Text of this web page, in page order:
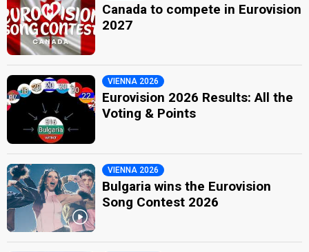
Canada to compete in Eurovision
2027
VIENNA 2026
Eurovision 2026 Results: All the
Voting & Points
VIENNA 2026
Bulgaria wins the Eurovision
Song Contest 2026